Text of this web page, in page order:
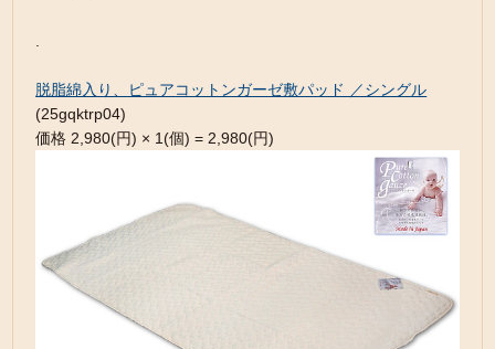
.
脱脂綿入り、ピュアコットンガーゼ敷パッド ／シングル
(25gqktrp04)
価格 2,980(円) × 1(個) = 2,980(円)